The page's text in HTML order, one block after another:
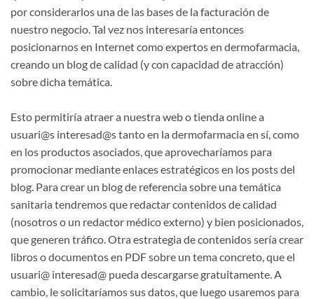
por considerarlos una de las bases de la facturación de
nuestro negocio. Tal vez nos interesaría entonces
posicionarnos en Internet como expertos en dermofarmacia,
creando un blog de calidad (y con capacidad de atracción)
sobre dicha temática.
Esto permitiría atraer a nuestra web o tienda online a
usuari@s interesad@s tanto en la dermofarmacia en sí, como
en los productos asociados, que aprovecharíamos para
promocionar mediante enlaces estratégicos en los posts del
blog. Para crear un blog de referencia sobre una temática
sanitaria tendremos que redactar contenidos de calidad
(nosotros o un redactor médico externo) y bien posicionados,
que generen tráfico. Otra estrategia de contenidos sería crear
libros o documentos en PDF sobre un tema concreto, que el
usuari@ interesad@ pueda descargarse gratuitamente. A
cambio, le solicitaríamos sus datos, que luego usaremos para